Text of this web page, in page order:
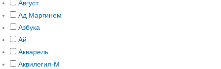
Август
Ад Маргинем
Азбука
Ай
Акварель
Аквилегия-М